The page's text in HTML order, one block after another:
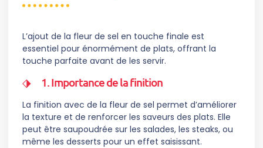
L’ajout de la fleur de sel en touche finale est
essentiel pour énormément de plats, offrant la
touche parfaite avant de les servir.
1. Importance de la finition
La finition avec de la fleur de sel permet d’améliorer
la texture et de renforcer les saveurs des plats. Elle
peut être saupoudrée sur les salades, les steaks, ou
même les desserts pour un effet saisissant.